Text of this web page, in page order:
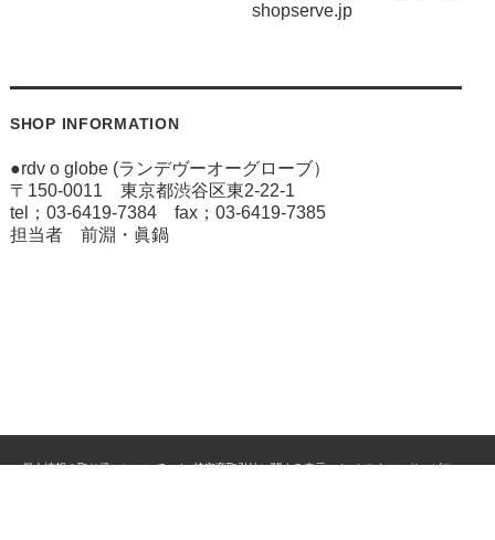
shopserve.jp
SHOP INFORMATION
●rdv o globe (ランデヴーオーグローブ）
〒150-0011 東京都渋谷区東2-22-1
tel；03-6419-7384 fax；03-6419-7385
担当者 前淵・眞鍋
個人情報の取り扱いについて 特定商取引法に関する表示
カスタマーサービス